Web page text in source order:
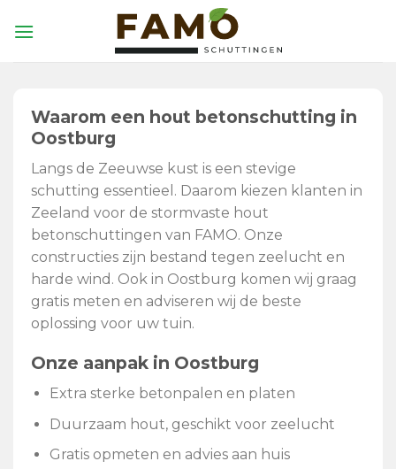
Waarom een hout betonschutting in
Oostburg
Langs de Zeeuwse kust is een stevige
schutting essentieel. Daarom kiezen klanten in
Zeeland voor de stormvaste hout
betonschuttingen van FAMO. Onze
constructies zijn bestand tegen zeelucht en
harde wind. Ook in Oostburg komen wij graag
gratis meten en adviseren wij de beste
oplossing voor uw tuin.
Onze aanpak in Oostburg
Extra sterke betonpalen en platen
Duurzaam hout, geschikt voor zeelucht
Gratis opmeten en advies aan huis